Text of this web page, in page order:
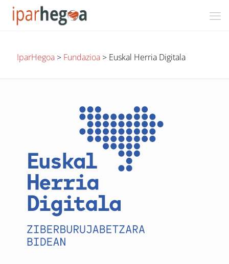
IparHegoa> Fundazioa> Euskal Herria Digitala